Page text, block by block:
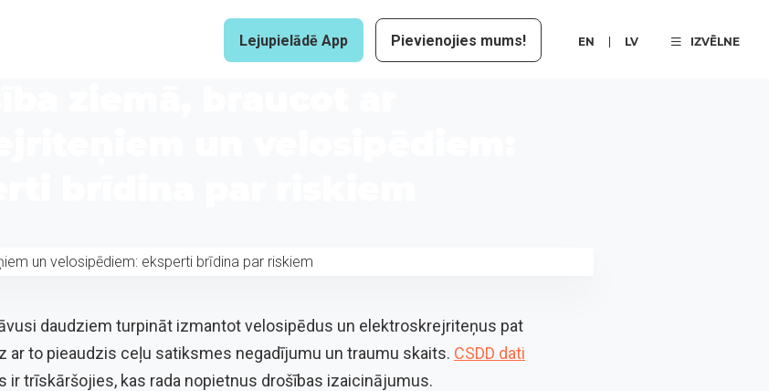
Lejupielādē App Pievienojies mums! EN LV IZVĒLNE
daudziem turpināt izmantot velosipēdus un elektroskrejriteņus pat
ar to pieaudzis ceļu satiksmes negadījumu un traumu skaits. CSDD dati
ir trīskāršojies, kas rada nopietnus drošības izaicinājumus.